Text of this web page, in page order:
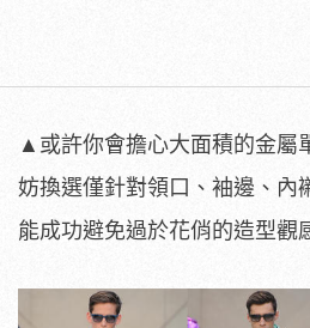
▲或許你會擔心大面積的金屬
妨換選僅針對領口、袖邊、內
能成功避免過於花俏的造型觀